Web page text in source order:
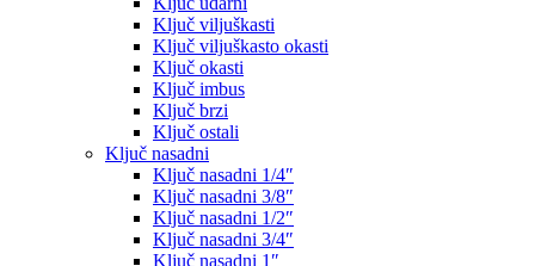
Ključ viljuškasti
Ključ viljuškasto okasti
Ključ okasti
Ključ imbus
Ključ brzi
Ključ ostali
Ključ nasadni
Ključ nasadni 1/4″
Ključ nasadni 3/8″
Ključ nasadni 1/2″
Ključ nasadni 3/4″
Ključ nasadni 1″